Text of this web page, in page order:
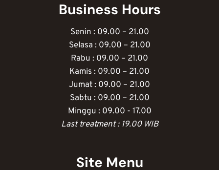
Business Hours
Senin : 09.00 – 21.00
Selasa : 09.00 – 21.00
Rabu : 09.00 – 21.00
Kamis : 09.00 – 21.00
Jumat : 09.00 – 21.00
Sabtu : 09.00 – 21.00
Minggu : 09.00 - 17.00
Last treatment : 19.00 WIB
Site Menu